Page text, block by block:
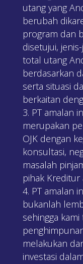
utang yang
berubah
program dan
disetujui,
total utang
berdasarkan
serta situasi
berkaitan
PT amalan
merupakan
OJK dengan
konsultasi,
masalah
pihak Kreditur
PT amalan
bukanlah
sehingga
melakukan
investasi